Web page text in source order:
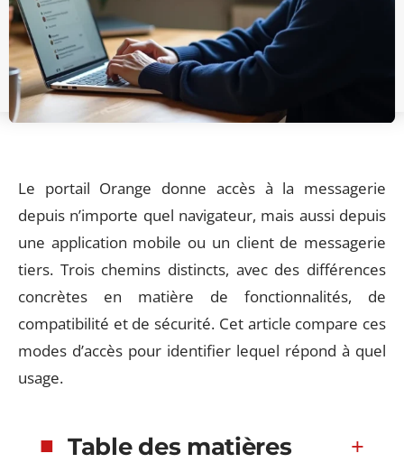
Le portail Orange donne accès à la messagerie
depuis n’importe quel navigateur, mais aussi depuis
une application mobile ou un client de messagerie
tiers. Trois chemins distincts, avec des différences
concrètes en matière de fonctionnalités, de
compatibilité et de sécurité. Cet article compare ces
modes d’accès pour identifier lequel répond à quel
usage.
Table des matières